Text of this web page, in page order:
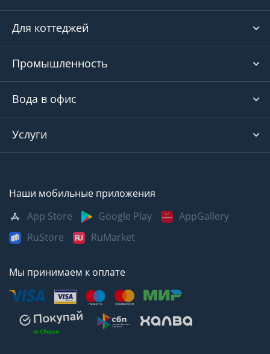
Для коттеджей
Промышленность
Вода в офис
Услуги
Наши мобильные приложения
App Store
Google Play
AppGallery
RuStore
RuMarket
Мы принимаем к оплате